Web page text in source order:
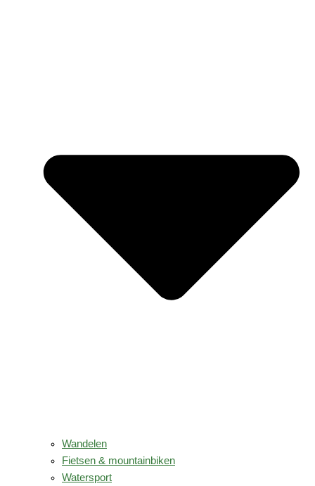
Wandelen
Fietsen & mountainbiken
Watersport